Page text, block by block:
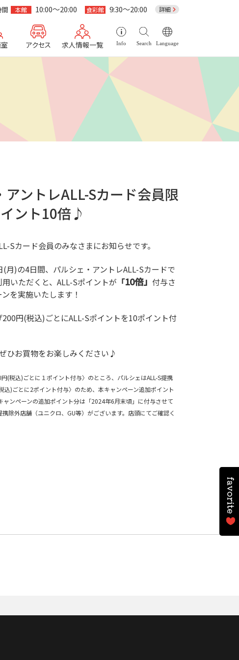
間 本館 10:00～20:00 食彩館 9:30～20:00 詳細
アクセス 求人情報一覧 Info Search Language
アントレALL-Sカード会員限
ント10倍♪
Sカード会員のみなさまにお知らせです。
月)の4日間、パルシェ・アントレALL-Sカードで
いただくと、ALL-Sポイントが 「10倍」 付与さ
を実施いたします！
円(税込)ごとにALL-Sポイントを10ポイント付
ひお買物をお楽しみください♪
(税込)ごとに１ポイント付与〉のところ、パルシェはALL-S提携
込)ごとに2ポイント付与〉のため、本キャンペーン追加ポイント
ンペーンの追加ポイント分は「2024年6月末頃」に付与させて
除外店舗（ユニクロ、GU等）がございます。店頭にてご確認く